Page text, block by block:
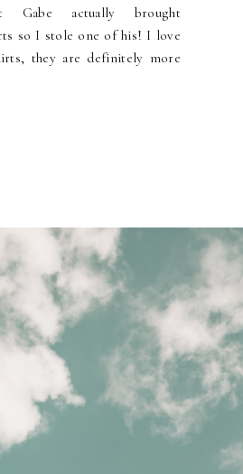
actually brought
so I stole one of his! I love
they are definitely more